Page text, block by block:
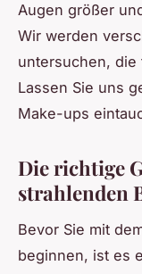
Augen größer
Wir werden
untersuchen,
Lassen Sie uns
Make-ups
Die richtige
strahlenden
Bevor Sie mit
beginnen, ist es